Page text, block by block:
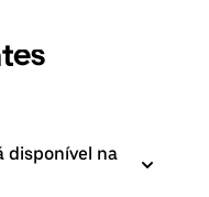
disponível na